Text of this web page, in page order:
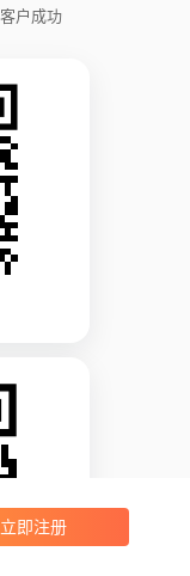
户成功
立即注册